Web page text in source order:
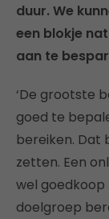
duur. We
een blokje
aan te
‘De grootste
goed te
bereiken. Dat
zetten. Een
wel goedkoop
doelgroep